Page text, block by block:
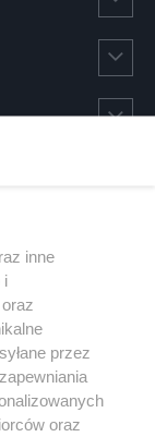
inne
i
przez
oraz